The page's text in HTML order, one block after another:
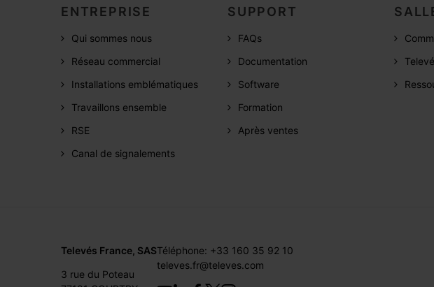
ENTREPRISE
Qui sommes nous
Réseau commercial
Installations emblématiques
Travaillons ensemble
RSE
Canal de signalements
SUPPORT
FAQs
Documentation
Software
Formation
Après ventes
Televés France, SAS
3 rue du Poteau
Téléphone: +33 160 35 92 10
televes.fr@televes.com